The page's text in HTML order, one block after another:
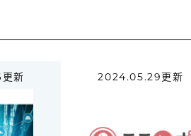
新 2024.05.29更新